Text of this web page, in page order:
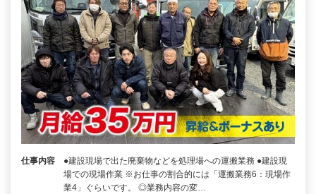
仕事内容
●建設現場で出た廃棄物などを処理場への運搬業務 ●建設現
場での現場作業 ※お仕事の割合的には「運搬業務6：現場作
業4」ぐらいです。 ◎業務内容の変…